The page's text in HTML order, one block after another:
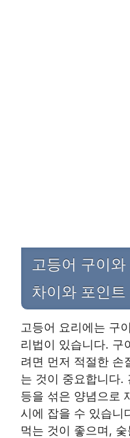
고등어 구이
차이와 포인트
고등어 요리에는 구
리법이 있습니다. 구
려면 먼저 적절한 손
는 것이 중요합니다.
등을 섞은 양념으로
시에 잡을 수 있습니
먹는 것이 좋으며,